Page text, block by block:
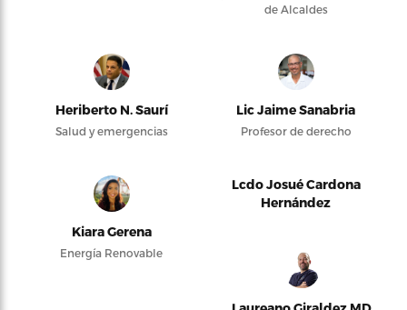
de Alcaldes
Heriberto N. Saurí
Salud y emergencias
Lic Jaime Sanabria
Profesor de derecho
Kiara Gerena
Energía Renovable
Lcdo Josué Cardona
Hernández